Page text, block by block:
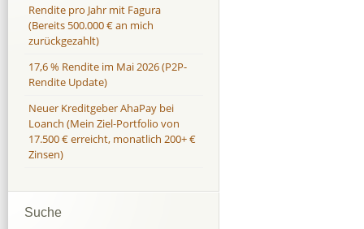
Rendite pro Jahr mit Fagura
(Bereits 500.000 € an mich
zurückgezahlt)
17,6 % Rendite im Mai 2026 (P2P-
Rendite Update)
Neuer Kreditgeber AhaPay bei
Loanch (Mein Ziel-Portfolio von
17.500 € erreicht, monatlich 200+ €
Zinsen)
Suche